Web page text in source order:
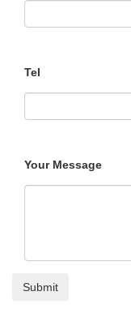
Tel
Your Message